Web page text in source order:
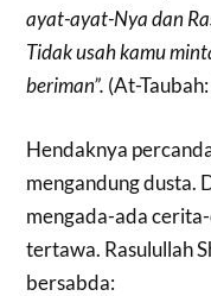
ayat-ayat-Nya dan
Tidak usah kamu
beriman”. (At-
Hendaknya
mengandung dusta.
mengada-ada
tertawa. Rasulullah
bersabda: